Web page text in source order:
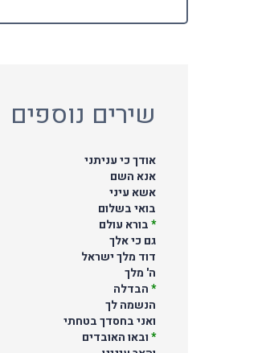
שירים נוספים
אודך כי עניתני
אנא השם
אשא עיני
בואי בשלום
*בורא עולם
גם כי אלך
דוד מלך ישראל
ה' מלך
*הבדלה
הנשמה לך
ואני בחסדך בטחתי
*ובאו האובדים